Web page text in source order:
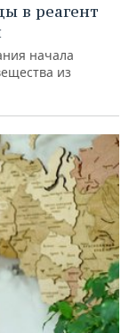
в реагент
начала
из